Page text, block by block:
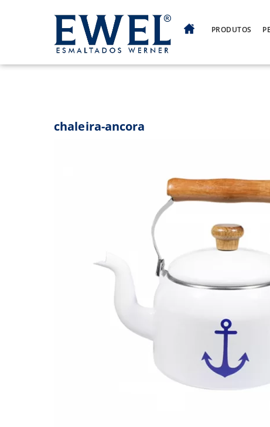
PRODUTOS
chaleira-ancora